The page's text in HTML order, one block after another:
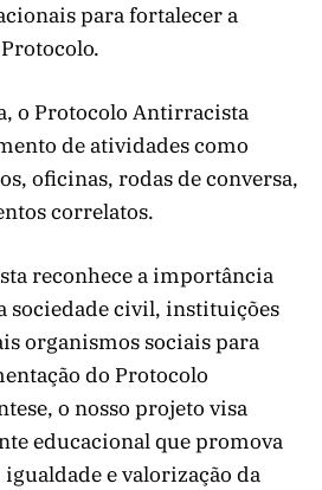
para fortalecer a
o Protocolo Antirracista
de atividades como
oficinas, rodas de conversa,
correlatos.
reconhece a importância
sociedade civil, instituições
organismos sociais para
do Protocolo
o nosso projeto visa
educacional que promova
e valorização da